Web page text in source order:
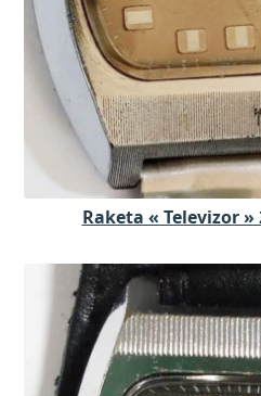
Raketa « Televizor